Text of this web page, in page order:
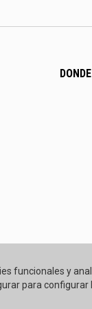
funcionales y
para configurar